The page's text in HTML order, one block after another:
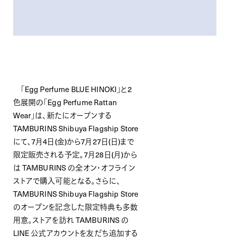
「Egg Perfume BLUE HINOKI」と2
色展開の「Egg Perfume Rattan
Wear」は、新たにオープンする
TAMBURINS Shibuya Flagship Store
にて、7月4日(金)から7月27日(日)まで
限定販売される予定。7月28日(月)から
は TAMBURINS の全オン・オフライン
ストアで購入可能となる。 さらに、
TAMBURINS Shibuya Flagship Store
のオープンを記念した限定特典も多数
用意。ストアを訪れ TAMBURINS の
LINE 公式アカウントを友だち追加する